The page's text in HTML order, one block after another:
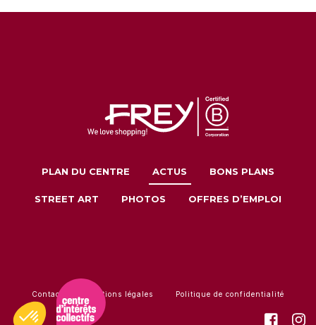
PLAN DU CENTRE ACTUS BONS PLANS
STREET ART PHOTOS OFFRES D’EMPLOI
Contact Mentions légales Politique de confidentialité